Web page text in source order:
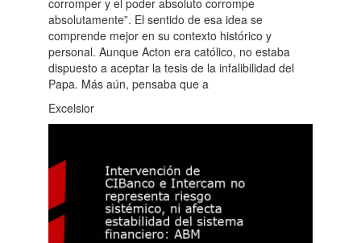
absolutamente”. El sentido de esa idea se
comprende mejor en su contexto histórico y
personal. Aunque Acton era católico, no estaba
dispuesto a aceptar la tesis de la infalibilidad del
Papa. Más aún, pensaba que a
Excelsior